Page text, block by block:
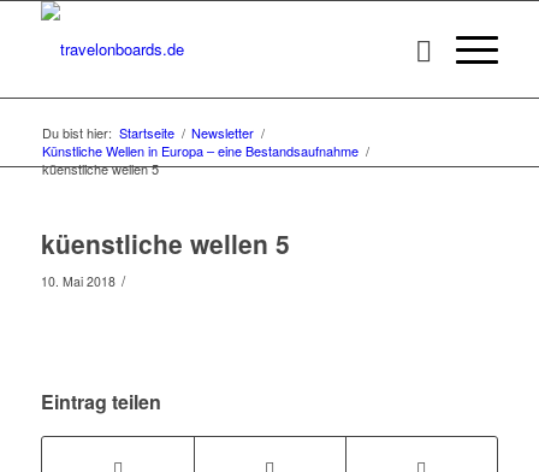
Du bist hier: Startseite / Newsletter /
Künstliche Wellen in Europa – eine Bestandsaufnahme /
küenstliche wellen 5
küenstliche wellen 5
10. Mai 2018 /
Eintrag teilen